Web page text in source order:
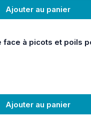
Ajouter au panier
face à picots et poils
Ajouter au panier